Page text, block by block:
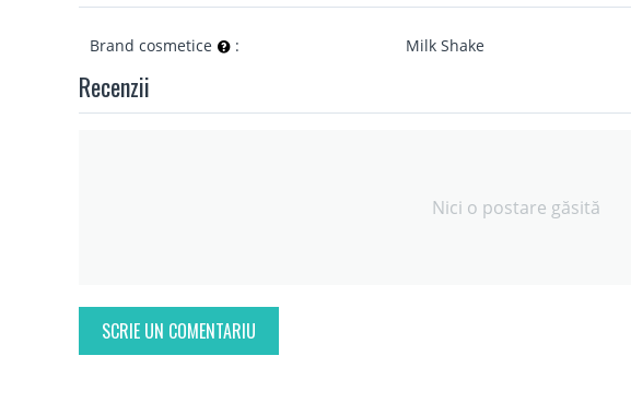
Brand cosmetice : Milk Shake
Recenzii
Nici o postare găsită
SCRIE UN COMENTARIU